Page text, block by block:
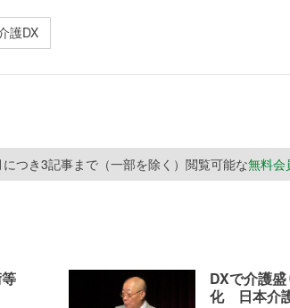
護DX
につき3記事まで（一部を除く）閲覧可能な無料会
DXで介護
化 日本介